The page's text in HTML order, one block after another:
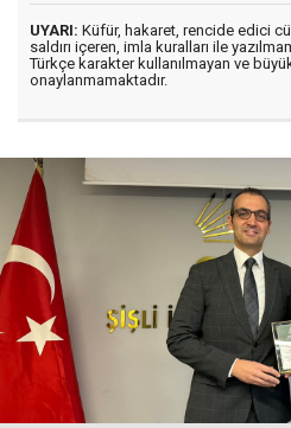
UYARI: Küfür, hakaret, rencide edici
saldırı içeren, imla kuralları ile
Türkçe karakter kullanılmayan ve
onaylanmamaktadır.